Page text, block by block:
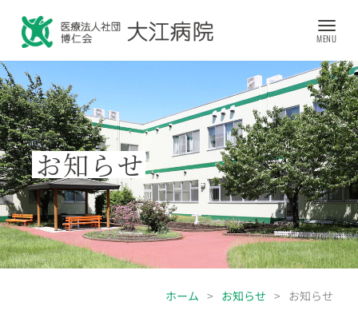
お知らせ
ホーム > お知らせ > お知らせ